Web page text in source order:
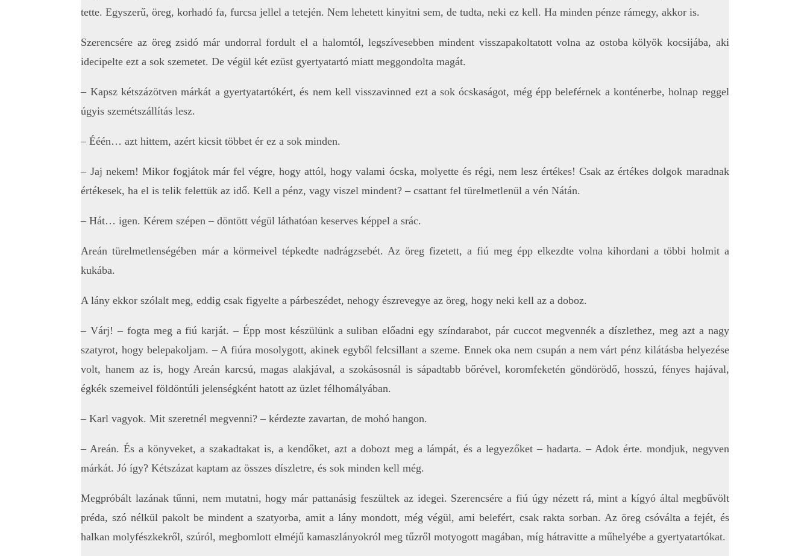
tette. Egyszerű, öreg, korhadó fa, furcsa jellel a tetején. Nem lehetett kinyitni sem, de tudta, neki ez kell. Ha minden pénze rámegy, akkor is.
Szerencsére az öreg zsidó már undorral fordult el a halomtól, legszívesebben mindent visszapakoltatott volna az ostoba kölyök kocsijába, aki
idecipelte ezt a sok szemetet. De végül két ezüst gyertyatartó miatt meggondolta magát.
– Kapsz kétszázötven márkát a gyertyatartókért, és nem kell visszavinned ezt a sok ócskaságot, még épp beleférnek a konténerbe, holnap reggel
úgyis szemétszállítás lesz.
– Ééén… azt hittem, azért kicsit többet ér ez a sok minden.
– Jaj nekem! Mikor fogjátok már fel végre, hogy attól, hogy valami ócska, molyette és régi, nem lesz értékes! Csak az értékes dolgok maradnak
értékesek, ha el is telik felettük az idő. Kell a pénz, vagy viszel mindent? – csattant fel türelmetlenül a vén Nátán.
– Hát… igen. Kérem szépen – döntött végül láthatóan keserves képpel a srác.
Areán türelmetlenségében már a körmeivel tépkedte nadrágzsebét. Az öreg fizetett, a fiú meg épp elkezdte volna kihordani a többi holmit a
kukába.
A lány ekkor szólalt meg, eddig csak figyelte a párbeszédet, nehogy észrevegye az öreg, hogy neki kell az a doboz.
– Várj! – fogta meg a fiú karját. – Épp most készülünk a suliban előadni egy színdarabot, pár cuccot megvennék a díszlethez, meg azt a nagy
szatyrot, hogy belepakoljam. – A fiúra mosolygott, akinek egyből felcsillant a szeme. Ennek oka nem csupán a nem várt pénz kilátásba helyezése
volt, hanem az is, hogy Areán karcsú, magas alakjával, a szokásosnál is sápadtabb bőrével, koromfeketén göndörödő, hosszú, fényes hajával,
égkék szemeivel földöntúli jelenségként hatott az üzlet félhomályában.
– Karl vagyok. Mit szeretnél megvenni? – kérdezte zavartan, de mohó hangon.
– Areán. És a könyveket, a szakadtakat is, a kendőket, azt a dobozt meg a lámpát, és a legyezőket – hadarta. – Adok érte. mondjuk, negyven
márkát. Jó így? Kétszázat kaptam az összes díszletre, és sok minden kell még.
Megpróbált lazának tűnni, nem mutatni, hogy már pattanásig feszültek az idegei. Szerencsére a fiú úgy nézett rá, mint a kígyó által megbűvölt
préda, szó nélkül pakolt be mindent a szatyorba, amit a lány mondott, még végül, ami belefért, csak rakta sorban. Az öreg csóválta a fejét, és
halkan molyfészkekről, szúról, megbomlott elméjű kamaszlányokról meg tűzről motyogott magában, míg hátravitte a műhelyébe a gyertyatartókat.